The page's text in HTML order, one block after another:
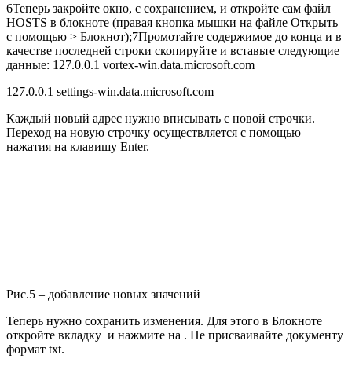
6Теперь закройте окно, с сохранением, и откройте сам файл
HOSTS в блокноте (правая кнопка мышки на файле Открыть
с помощью > Блокнот);7Промотайте содержимое до конца и в
качестве последней строки скопируйте и вставьте следующие
данные: 127.0.0.1 vortex-win.data.microsoft.com
127.0.0.1 settings-win.data.microsoft.com
Каждый новый адрес нужно вписывать с новой строчки.
Переход на новую строчку осуществляется с помощью
нажатия на клавишу Enter.
Рис.5 – добавление новых значений
Теперь нужно сохранить изменения. Для этого в Блокноте
откройте вкладку и нажмите на . Не присваивайте документу
формат txt.